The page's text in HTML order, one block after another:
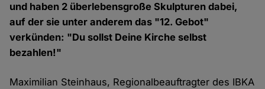
und haben 2 überlebensgroße Skulpturen dabei,
auf der sie unter anderem das "12. Gebot"
verkünden: "Du sollst Deine Kirche selbst
bezahlen!"
Maximilian Steinhaus, Regionalbeauftragter des IBKA